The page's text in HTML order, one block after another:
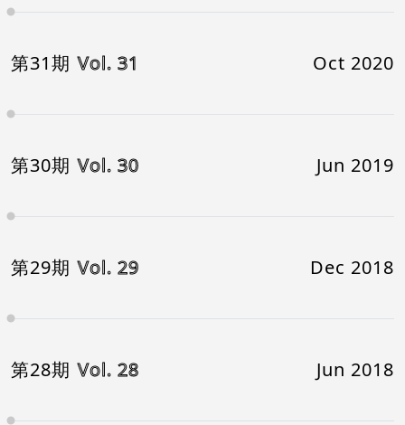
第31期 Vol. 31 Oct 2020
第30期 Vol. 30 Jun 2019
第29期 Vol. 29 Dec 2018
第28期 Vol. 28 Jun 2018